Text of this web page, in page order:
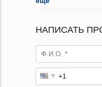
НАПИСАТЬ